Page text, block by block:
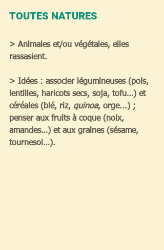
TOUTES NATURES
> Animales et/ou végétales, elles
rassasient.
> Idées : associer légumineuses (pois,
lentilles, haricots secs, soja, tofu…) et
céréales (blé, riz, quinoa, orge...) ;
penser aux fruits à coque (noix,
amandes…) et aux graines (sésame,
tournesol…).